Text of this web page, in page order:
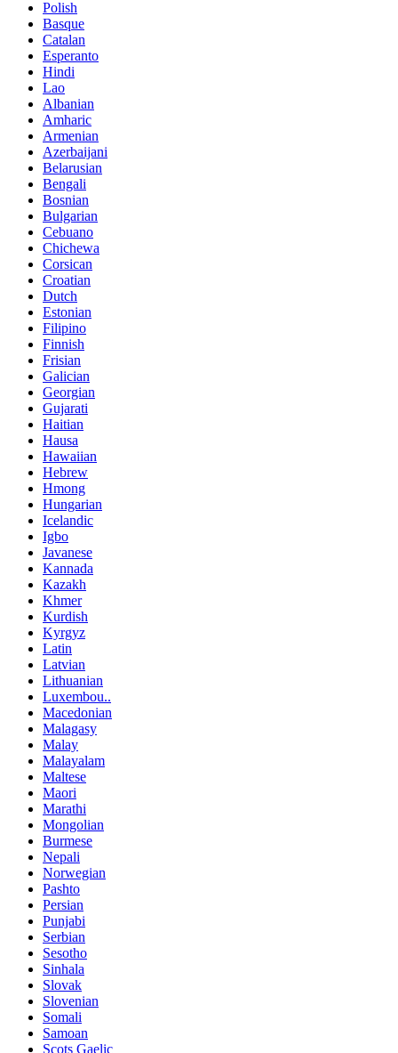
Polish
Basque
Catalan
Esperanto
Hindi
Lao
Albanian
Amharic
Armenian
Azerbaijani
Belarusian
Bengali
Bosnian
Bulgarian
Cebuano
Chichewa
Corsican
Croatian
Dutch
Estonian
Filipino
Finnish
Frisian
Galician
Georgian
Gujarati
Haitian
Hausa
Hawaiian
Hebrew
Hmong
Hungarian
Icelandic
Igbo
Javanese
Kannada
Kazakh
Khmer
Kurdish
Kyrgyz
Latin
Latvian
Lithuanian
Luxembou..
Macedonian
Malagasy
Malay
Malayalam
Maltese
Maori
Marathi
Mongolian
Burmese
Nepali
Norwegian
Pashto
Persian
Punjabi
Serbian
Sesotho
Sinhala
Slovak
Slovenian
Somali
Samoan
Scots Gaelic